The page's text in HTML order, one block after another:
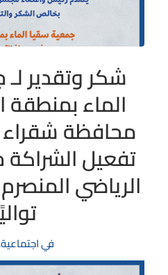
شكر وتقدير
الماء بمنطقة
محافظة شقراء
تفعيل
الرياضي
فياجتماعية